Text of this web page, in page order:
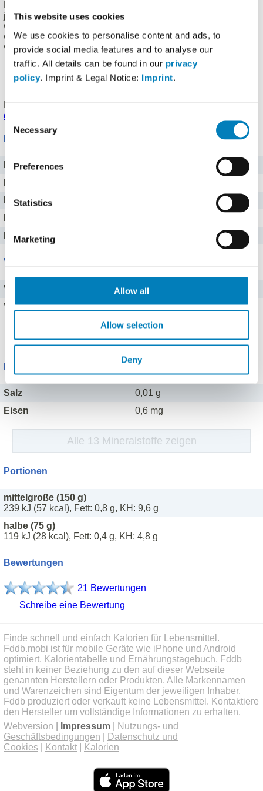
This website uses cookies
We use cookies to personalise content and ads, to
provide social media features and to analyse our
traffic. All details can be found in our privacy
policy. Imprint & Legal Notice: Imprint.
Consent
Selection
Necessary
Preferences
Statistics
Marketing
Allow all
Allow selection
Deny
jedoch in unterschiedlicher Form. Die scharfen Sorten
werden meist als Gewürz in warmen Regionen verwendet,
während milde Paprika in anderen Ländern als Gemüse
verzehrt werden.
Glutenfrei
Laktosefrei
den Produktdaten
Nährwerte für 100 g
Brennwert
Protein
Fett
Vitamine
Vitamin C
140 mg
Vitamin A
0,24 mg
Alle 8 Vitamine zeigen
Salz
0,01 g
Eisen
0,6 mg
Alle 13 Mineralstoffe zeigen
Portionen
mittelgroße (150 g)
239 kJ (57 kcal), Fett: 0,8 g, KH: 9,6 g
halbe (75 g)
119 kJ (28 kcal), Fett: 0,4 g, KH: 4,8 g
Bewertungen
21 Bewertungen
Schreibe eine Bewertung
Finde schnell und einfach Kalorien für Lebensmittel.
Fddb.mobi ist für mobile Geräte wie iPhone und Android
optimiert. Kalorientabelle und Ernährungstagebuch. Fddb
steht in keiner Beziehung zu den auf dieser Webseite
genannten Herstellern oder Produkten. Alle Markennamen
und Warenzeichen sind Eigentum der jeweiligen Inhaber.
Fddb produziert oder verkauft keine Lebensmittel. Kontaktiere
den Hersteller um vollständige Informationen zu erhalten.
Webversion
Impressum
Nutzungs- und
Geschäftsbedingungen
Datenschutz und
Cookies
Kontakt Kalorien